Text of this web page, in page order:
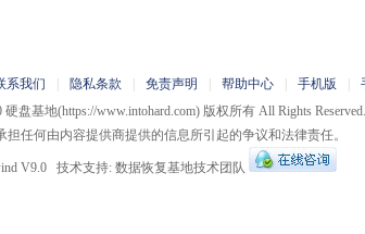
系我们 隐私条款 免责声明 帮助中心 手机版
硬盘基地(https://www.intohard.com) 版权所有 All Rights Reserved.
担任何由内容提供商提供的信息所引起的争议和法律责任。
V9.0 技术支持: 数据恢复基地技术团队